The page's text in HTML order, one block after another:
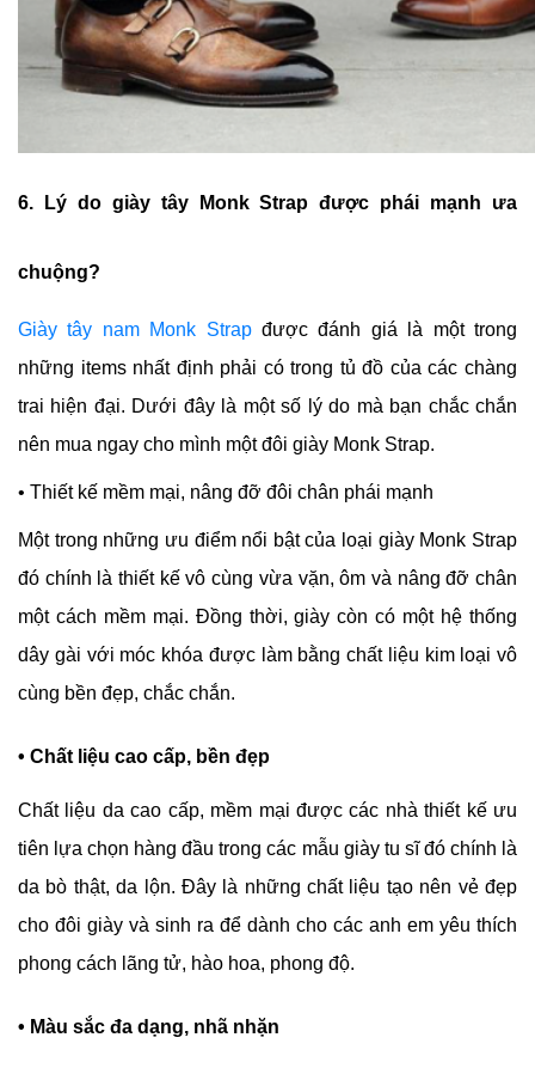
6. Lý do giày tây Monk Strap được phái mạnh ưa
chuộng?
Giày tây nam Monk Strapđược đánh giá là một trong
những items nhất định phải có trong tủ đồ của các chàng
trai hiện đại. Dưới đây là một số lý do mà bạn chắc chắn
nên mua ngay cho mình một đôi giày Monk Strap.
• Thiết kế mềm mại, nâng đỡ đôi chân phái mạnh
Một trong những ưu điểm nổi bật của loại giày Monk Strap
đó chính là thiết kế vô cùng vừa vặn, ôm và nâng đỡ chân
một cách mềm mại. Đồng thời, giày còn có một hệ thống
dây gài với móc khóa được làm bằng chất liệu kim loại vô
cùng bền đẹp, chắc chắn.
• Chất liệu cao cấp, bền đẹp
Chất liệu da cao cấp, mềm mại được các nhà thiết kế ưu
tiên lựa chọn hàng đầu trong các mẫu giày tu sĩ đó chính là
da bò thật, da lộn. Đây là những chất liệu tạo nên vẻ đẹp
cho đôi giày và sinh ra để dành cho các anh em yêu thích
phong cách lãng tử, hào hoa, phong độ.
• Màu sắc đa dạng, nhã nhặn